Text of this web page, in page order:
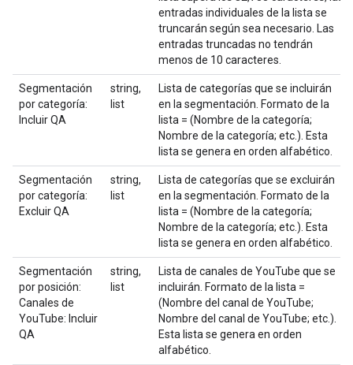
entradas individuales de la lista se
truncarán según sea necesario. Las
entradas truncadas no tendrán
menos de 10 caracteres.
Segmentación
por categoría:
Incluir QA
string,
list
Lista de categorías que se incluirán
en la segmentación. Formato de la
lista = (Nombre de la categoría;
Nombre de la categoría; etc.). Esta
lista se genera en orden alfabético.
Segmentación
por categoría:
Excluir QA
string,
list
Lista de categorías que se excluirán
en la segmentación. Formato de la
lista = (Nombre de la categoría;
Nombre de la categoría; etc.). Esta
lista se genera en orden alfabético.
Segmentación
por posición:
Canales de
YouTube: Incluir
QA
string,
list
Lista de canales de YouTube que se
incluirán. Formato de la lista =
(Nombre del canal de YouTube;
Nombre del canal de YouTube; etc.).
Esta lista se genera en orden
alfabético.